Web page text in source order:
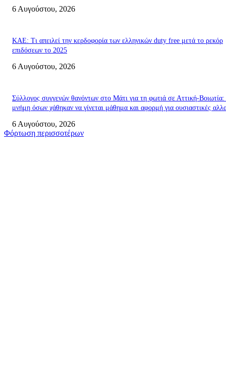
6 Αυγούστου, 2026
ΚΑΕ: Τι απειλεί την κερδοφορία των ελληνικών duty free μετά το ρεκόρ
επιδόσεων το 2025
6 Αυγούστου, 2026
Σύλλογος συγγενών θανόντων στο Μάτι για τη φωτιά σε Αττική-
μνήμη όσων χάθηκαν να γίνεται μάθημα και αφορμή για ουσιαστικές
6 Αυγούστου, 2026
Φόρτωση περισσοτέρων